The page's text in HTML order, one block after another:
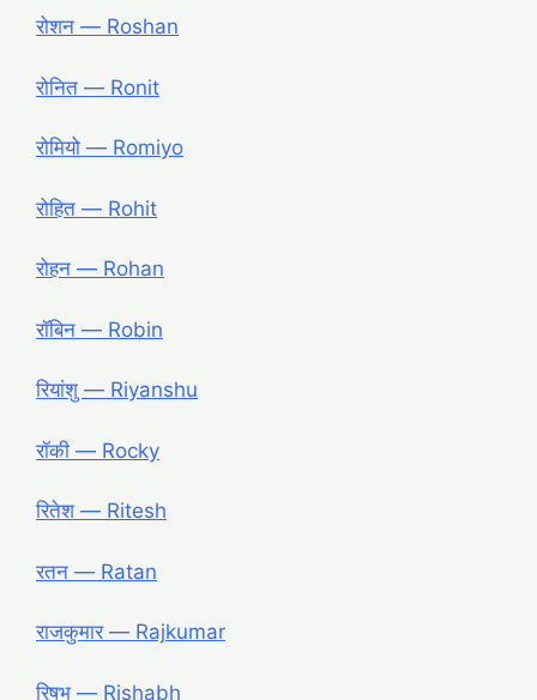
रोशन ― Roshan
रोनित ― Ronit
रोमियो ― Romiyo
रोहित ― Rohit
रोहन ― Rohan
रॉबिन ― Robin
रियांशु ― Riyanshu
रॉकी ― Rocky
रितेश ― Ritesh
रतन ― Ratan
राजकुमार ― Rajkumar
रिषभ ― Rishabh